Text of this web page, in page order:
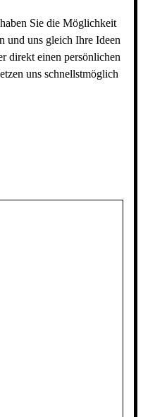
Sie die Möglichkeit
und uns gleich Ihre Ideen
direkt einen persönlichen
uns schnellstmöglich